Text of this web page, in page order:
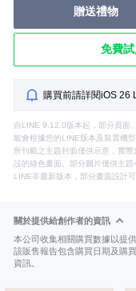
贈送禮物
免費試
購買前請詳閱iOS 26
自LINE 9.12.0版本起，部分頁面
能會根據您的LINE版本及裝置機
所刊載之主題封面僅供示意，實
設的綠色畫面。部分圖片僅供主
LINE非最新版本，部分畫面設計
關於提供給創作者的資訊
本公司收集相關購買數據以提
該販售報告包含購買日期及購
資訊。